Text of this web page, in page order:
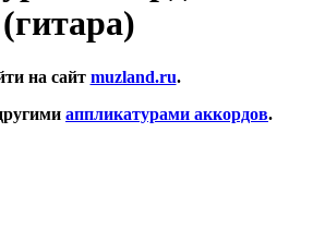
(гитара)
на сайт muzland.ru.
аппликатурами аккордов.